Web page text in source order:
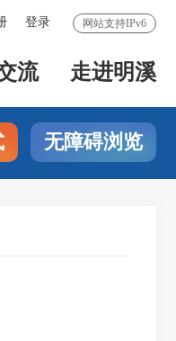
网站支持IPv6
登录
流 走进明溪
无障碍浏览